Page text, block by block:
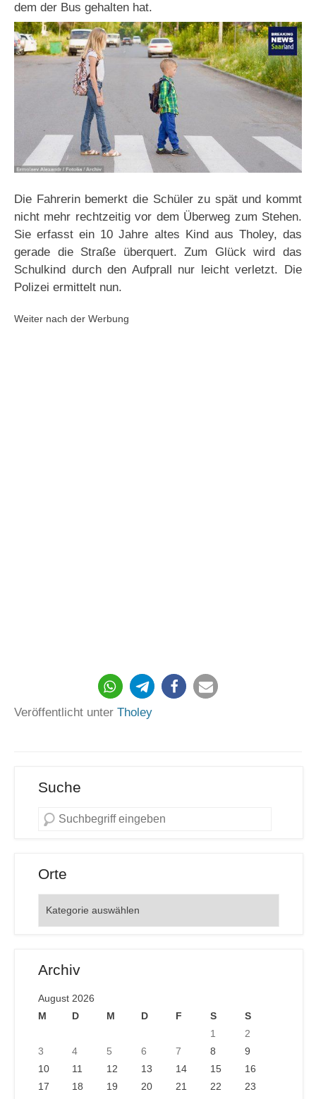
dem der Bus gehalten hat.
Die Fahrerin bemerkt die Schüler zu spät und kommt
nicht mehr rechtzeitig vor dem Überweg zum Stehen.
Sie erfasst ein 10 Jahre altes Kind aus Tholey, das
gerade die Straße überquert. Zum Glück wird das
Schulkind durch den Aufprall nur leicht verletzt. Die
Polizei ermittelt nun.
Weiter nach der Werbung
Veröffentlicht unter Tholey
Suche
Orte
Archiv
August 2026
M
D M D F S
S
1
2
3
4 5 6 7 8
9
10
11 12 13 14 15
16
17
18 19 20 21 22
23